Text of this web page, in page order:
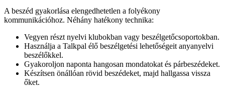
A beszéd gyakorlása elengedhetetlen a folyékony
kommunikációhoz. Néhány hatékony technika:
Vegyen részt nyelvi klubokban vagy beszélgetőcsoportokban.
Használja a Talkpal élő beszélgetési lehetőségeit anyanyelvi
beszélőkkel.
Gyakoroljon naponta hangosan mondatokat és párbeszédeket.
Készítsen önállóan rövid beszédeket, majd hallgassa vissza
őket.